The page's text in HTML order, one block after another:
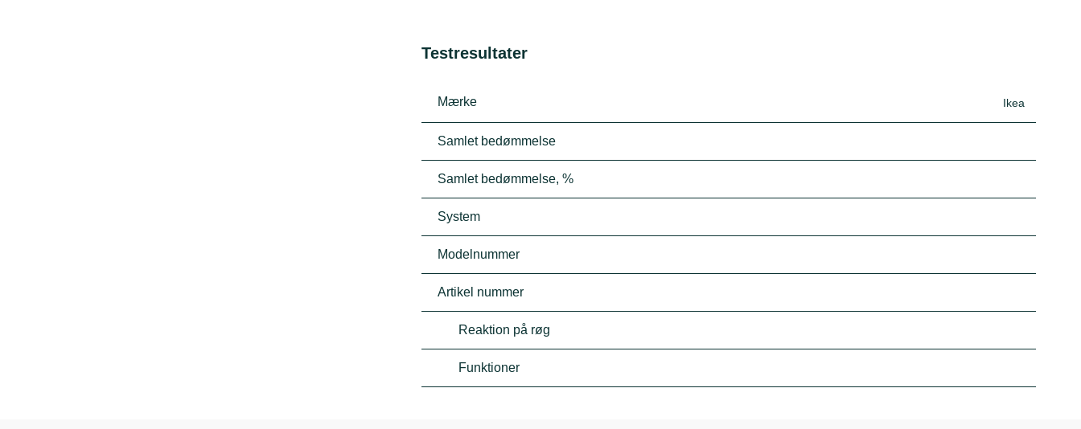
Testresultater
Mærke Ikea
Samlet bedømmelse
Samlet bedømmelse, %
System
Modelnummer
Artikel nummer
Reaktion på røg
Funktioner